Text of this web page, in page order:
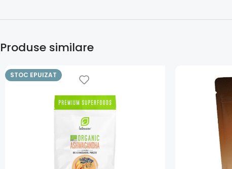
Produse similare
STOC EPUIZAT